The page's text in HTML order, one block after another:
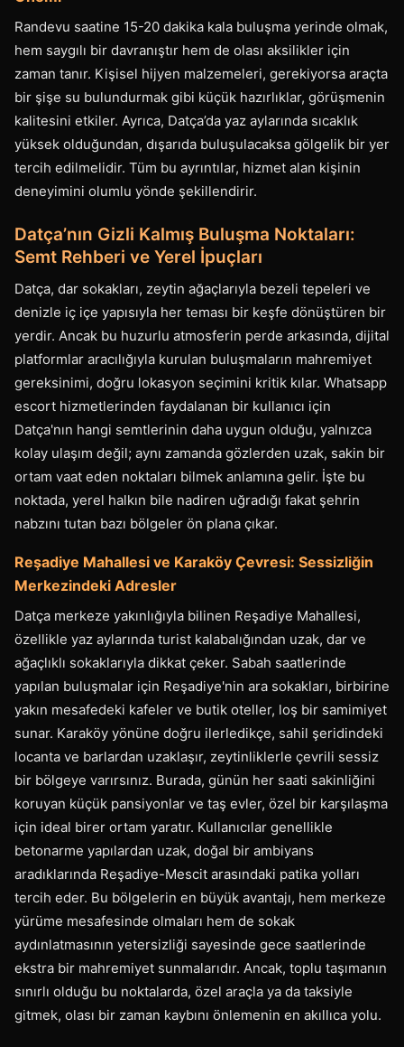
Randevu saatine 15-20 dakika kala buluşma yerinde olmak,
hem saygılı bir davranıştır hem de olası aksilikler için
zaman tanır. Kişisel hijyen malzemeleri, gerekiyorsa araçta
bir şişe su bulundurmak gibi küçük hazırlıklar, görüşmenin
kalitesini etkiler. Ayrıca, Datça’da yaz aylarında sıcaklık
yüksek olduğundan, dışarıda buluşulacaksa gölgelik bir yer
tercih edilmelidir. Tüm bu ayrıntılar, hizmet alan kişinin
deneyimini olumlu yönde şekillendirir.
Datça’nın Gizli Kalmış Buluşma Noktaları:
Semt Rehberi ve Yerel İpuçları
Datça, dar sokakları, zeytin ağaçlarıyla bezeli tepeleri ve
denizle iç içe yapısıyla her teması bir keşfe dönüştüren bir
yerdir. Ancak bu huzurlu atmosferin perde arkasında, dijital
platformlar aracılığıyla kurulan buluşmaların mahremiyet
gereksinimi, doğru lokasyon seçimini kritik kılar. Whatsapp
escort hizmetlerinden faydalanan bir kullanıcı için
Datça'nın hangi semtlerinin daha uygun olduğu, yalnızca
kolay ulaşım değil; aynı zamanda gözlerden uzak, sakin bir
ortam vaat eden noktaları bilmek anlamına gelir. İşte bu
noktada, yerel halkın bile nadiren uğradığı fakat şehrin
nabzını tutan bazı bölgeler ön plana çıkar.
Reşadiye Mahallesi ve Karaköy Çevresi: Sessizliğin
Merkezindeki Adresler
Datça merkeze yakınlığıyla bilinen Reşadiye Mahallesi,
özellikle yaz aylarında turist kalabalığından uzak, dar ve
ağaçlıklı sokaklarıyla dikkat çeker. Sabah saatlerinde
yapılan buluşmalar için Reşadiye'nin ara sokakları, birbirine
yakın mesafedeki kafeler ve butik oteller, loş bir samimiyet
sunar. Karaköy yönüne doğru ilerledikçe, sahil şeridindeki
locanta ve barlardan uzaklaşır, zeytinliklerle çevrili sessiz
bir bölgeye varırsınız. Burada, günün her saati sakinliğini
koruyan küçük pansiyonlar ve taş evler, özel bir karşılaşma
için ideal birer ortam yaratır. Kullanıcılar genellikle
betonarme yapılardan uzak, doğal bir ambiyans
aradıklarında Reşadiye-Mescit arasındaki patika yolları
tercih eder. Bu bölgelerin en büyük avantajı, hem merkeze
yürüme mesafesinde olmaları hem de sokak
aydınlatmasının yetersizliği sayesinde gece saatlerinde
ekstra bir mahremiyet sunmalarıdır. Ancak, toplu taşımanın
sınırlı olduğu bu noktalarda, özel araçla ya da taksiyle
gitmek, olası bir zaman kaybını önlemenin en akıllıca yolu.